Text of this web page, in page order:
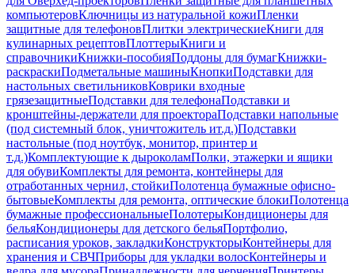
компьютеровКлючницы из натуральной кожиПленки
защитные для телефоновПлитки электрическиеКниги для
кулинарных рецептовПлоттерыКниги и
справочникиКнижки-пособияПоддоны для бумагКнижки-
раскраскиПодметальные машиныКнопкиПодставки для
настольных светильниковКоврики входные
грязезащитныеПодставки для телефонаПодставки и
кронштейны-держатели для проектораПодставки напольные
(под системный блок, уничтожитель ит.д.)Подставки
настольные (под ноутбук, монитор, принтер и
т.д.)Комплектующие к дыроколамПолки, этажерки и ящики
для обувиКомплекты для ремонта, контейнеры для
отработанных чернил, стойкиПолотенца бумажные офисно-
бытовыеКомплекты для ремонта, оптические блокиПолотенца
бумажные профессиональныеПолотерыКондиционеры для
бельяКондиционеры для детского бельяПортфолио,
расписания уроков, закладкиКонструкторыКонтейнеры для
хранения и СВЧПриборы для укладки волосКонтейнеры и